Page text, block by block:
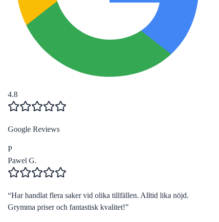
4.8
Google Reviews
P
Pawel G.
“Har handlat flera saker vid olika tillfällen. Alltid lika nöjd.
Grymma priser och fantastisk kvalitet!”